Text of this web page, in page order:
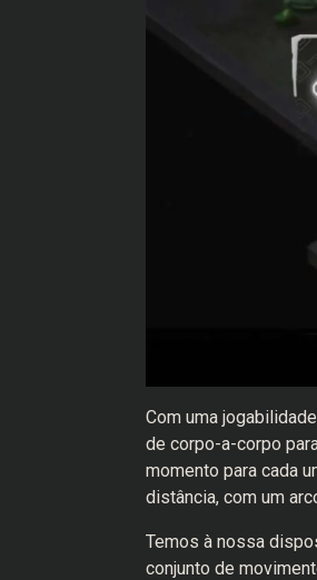
Com uma
de corpo-a-corpo
momento para cada
distância, com um
Temos à nossa
conjunto de